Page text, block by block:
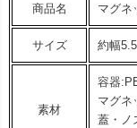
商品名 マグネ
サイズ 約幅
素材
容器
マグネ
蓋・ノ